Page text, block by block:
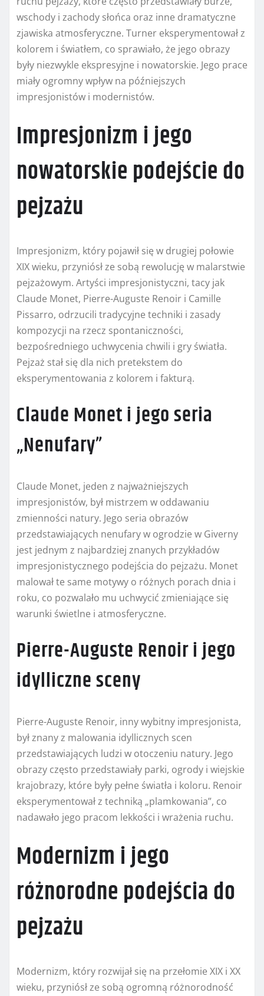
wschody i zachody słońca oraz inne dramatyczne
zjawiska atmosferyczne. Turner eksperymentował z
kolorem i światłem, co sprawiało, że jego obrazy
były niezwykle ekspresyjne i nowatorskie. Jego prace
miały ogromny wpływ na późniejszych
impresjonistów i modernistów.
Impresjonizm i jego
nowatorskie podejście do
pejzażu
Impresjonizm, który pojawił się w drugiej połowie
XIX wieku, przyniósł ze sobą rewolucję w malarstwie
pejzażowym. Artyści impresjonistyczni, tacy jak
Claude Monet, Pierre-Auguste Renoir i Camille
Pissarro, odrzucili tradycyjne techniki i zasady
kompozycji na rzecz spontaniczności,
bezpośredniego uchwycenia chwili i gry światła.
Pejzaż stał się dla nich pretekstem do
eksperymentowania z kolorem i fakturą.
Claude Monet i jego seria
„Nenufary”
Claude Monet, jeden z najważniejszych
impresjonistów, był mistrzem w oddawaniu
zmienności natury. Jego seria obrazów
przedstawiających nenufary w ogrodzie w Giverny
jest jednym z najbardziej znanych przykładów
impresjonistycznego podejścia do pejzażu. Monet
malował te same motywy o różnych porach dnia i
roku, co pozwalało mu uchwycić zmieniające się
warunki świetlne i atmosferyczne.
Pierre-Auguste Renoir i jego
idylliczne sceny
Pierre-Auguste Renoir, inny wybitny impresjonista,
był znany z malowania idyllicznych scen
przedstawiających ludzi w otoczeniu natury. Jego
obrazy często przedstawiały parki, ogrody i wiejskie
krajobrazy, które były pełne światła i koloru. Renoir
eksperymentował z techniką „plamkowania”, co
nadawało jego pracom lekkości i wrażenia ruchu.
Modernizm i jego
różnorodne podejścia do
pejzażu
Modernizm, który rozwijał się na przełomie XIX i XX
wieku, przyniósł ze sobą ogromną różnorodność